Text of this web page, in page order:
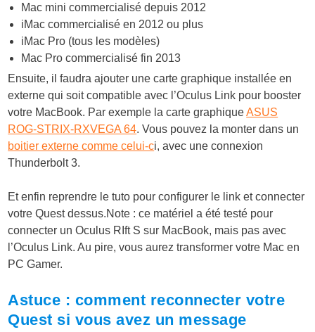
Mac mini commercialisé depuis 2012
iMac commercialisé en 2012 ou plus
iMac Pro (tous les modèles)
Mac Pro commercialisé fin 2013
Ensuite, il faudra ajouter une carte graphique installée en
externe qui soit compatible avec l’Oculus Link pour booster
votre MacBook. Par exemple la carte graphiqueASUS
ROG-STRIX-RXVEGA 64. Vous pouvez la monter dans un
boitier externe comme celui-ci,avec une connexion
Thunderbolt 3.
Et enfin reprendre le tuto pour configurer le link et connecter
votre Quest dessus.Note : ce matériel a été testé pour
connecter un Oculus RIft S sur MacBook, mais pas avec
l’Oculus Link. Au pire, vous aurez transformer votre Mac en
PC Gamer.
Astuce : comment reconnecter votre
Quest si vous avez un message